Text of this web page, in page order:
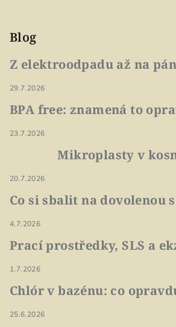
Blog
Z elektroodpadu až na
29.7.2026
BPA free: znamená to
23.7.2026
Mikroplasty v
20.7.2026
Co si sbalit na dovolenou
4.7.2026
Prací prostředky, SLS a
1.7.2026
Chlór v bazénu: co
25.6.2026